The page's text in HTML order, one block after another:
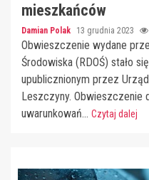
mieszkańców
Damian Polak 13 grudnia 2023
Obwieszczenie wydane
Środowiska (RDOŚ) stało
upublicznionym przez
Leszczyny.
uwarunkowań... Czytaj dalej